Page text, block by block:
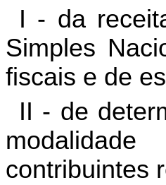
I - da
Simples
fiscais e de
II - de
contribuintes